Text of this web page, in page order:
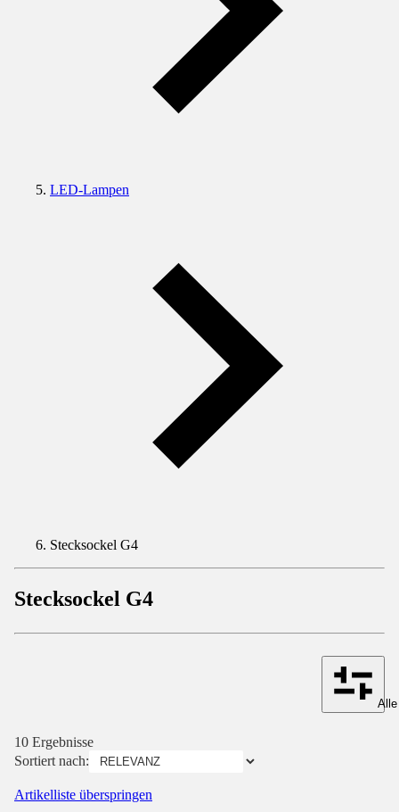
LED-Lampen
Stecksockel G4
Stecksockel G4
10 Ergebnisse
Sortiert nach:
Artikelliste überspringen